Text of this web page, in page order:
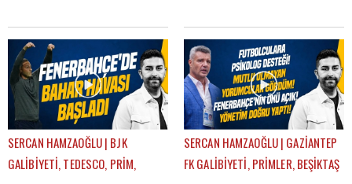
FENERBAHÇE
RİZESPOR-FB | GÜNDEM
FENERBAHÇE
SERCAN HAMZAOĞLU | BJK
GALİBİYETİ, TEDESCO, PRİM,
SERCAN HAMZAOĞLU | GAZİANTEP
FK GALİBİYETİ, PRİMLER, BEŞİKTAŞ